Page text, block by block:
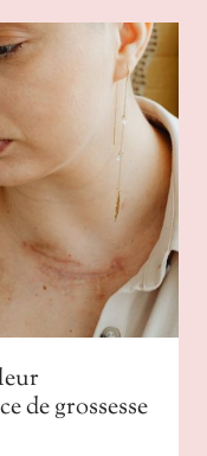
de grossesse